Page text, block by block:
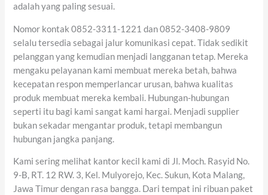
adalah yang paling sesuai.
Nomor kontak 0852-3311-1221 dan 0852-3408-9809
selalu tersedia sebagai jalur komunikasi cepat. Tidak sedikit
pelanggan yang kemudian menjadi langganan tetap. Mereka
mengaku pelayanan kami membuat mereka betah, bahwa
kecepatan respon memperlancar urusan, bahwa kualitas
produk membuat mereka kembali. Hubungan-hubungan
seperti itu bagi kami sangat kami hargai. Menjadi supplier
bukan sekadar mengantar produk, tetapi membangun
hubungan jangka panjang.
Kami sering melihat kantor kecil kami di Jl. Moch. Rasyid No.
9-B, RT. 12 RW. 3, Kel. Mulyorejo, Kec. Sukun, Kota Malang,
Jawa Timur dengan rasa bangga. Dari tempat ini ribuan paket